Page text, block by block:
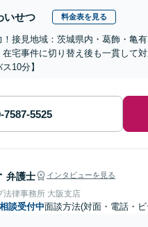
いせつ 料金表を見る
！接見地域：茨城県内・葛飾・亀
在宅事件に切り替え後も一貫して
10分】
弁護士 インタビューを見る
法律事務所 大阪支店
談受付中面談方法(対面・電話・